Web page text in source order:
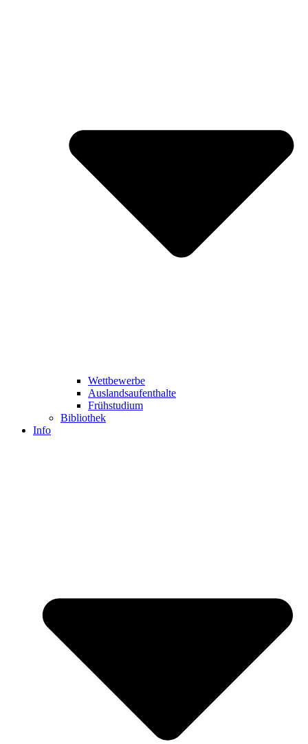
Wettbewerbe
Auslandsaufenthalte
Frühstudium
Bibliothek
Info